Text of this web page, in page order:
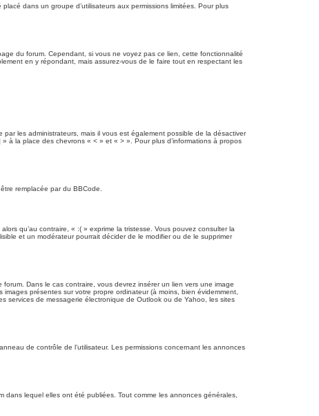
dans un groupe d’utilisateurs aux permissions limitées. Pour plus
du forum. Cependant, si vous ne voyez pas ce lien, cette fonctionnalité
en y répondant, mais assurez-vous de le faire tout en respectant les
les administrateurs, mais il vous est également possible de la désactiver
à la place des chevrons « < » et « > ». Pour plus d’informations à propos
remplacée par du BBCode.
qu’au contraire, « :( » exprime la tristesse. Vous pouvez consulter la
et un modérateur pourrait décider de le modifier ou de le supprimer
Dans le cas contraire, vous devrez insérer un lien vers une image
présentes sur votre propre ordinateur (à moins, bien évidemment,
services de messagerie électronique de Outlook ou de Yahoo, les sites
de contrôle de l’utilisateur. Les permissions concernant les annonces
lequel elles ont été publiées. Tout comme les annonces générales,